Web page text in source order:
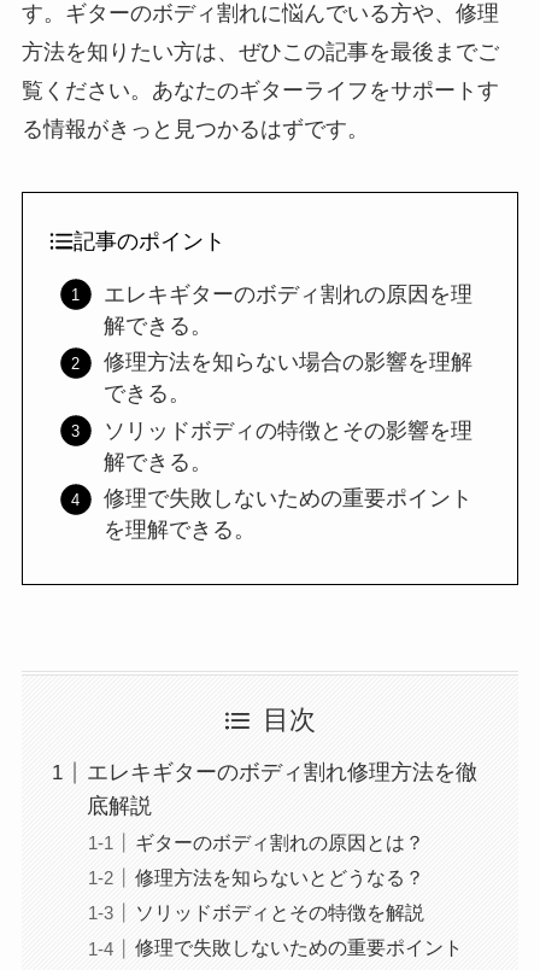
す。ギターのボディ割れに悩んでいる方や、修理
方法を知りたい方は、ぜひこの記事を最後までご
覧ください。あなたのギターライフをサポートす
る情報がきっと見つかるはずです。
記事のポイント
エレキギターのボディ割れの原因を理
解できる。
修理方法を知らない場合の影響を理解
できる。
ソリッドボディの特徴とその影響を理
解できる。
修理で失敗しないための重要ポイント
を理解できる。
目次
エレキギターのボディ割れ修理方法を徹
底解説
ギターのボディ割れの原因とは？
修理方法を知らないとどうなる？
ソリッドボディとその特徴を解説
修理で失敗しないための重要ポイント